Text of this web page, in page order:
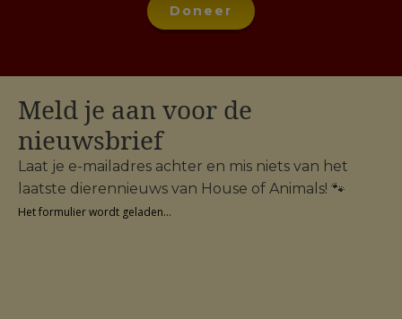
Doneer
Meld je aan voor de
nieuwsbrief
Laat je e-mailadres achter en mis niets van het
laatste dierennieuws van House of Animals! 🐾